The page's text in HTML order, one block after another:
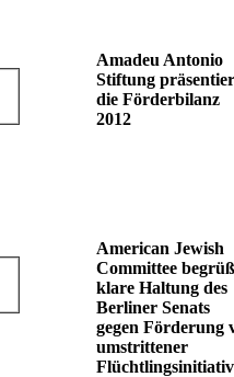
Amadeu Antonio
Stiftung
die Förderbilanz
2012
American Jewish
Committee
klare Haltung des
Berliner Senats
gegen Förderung
umstrittener